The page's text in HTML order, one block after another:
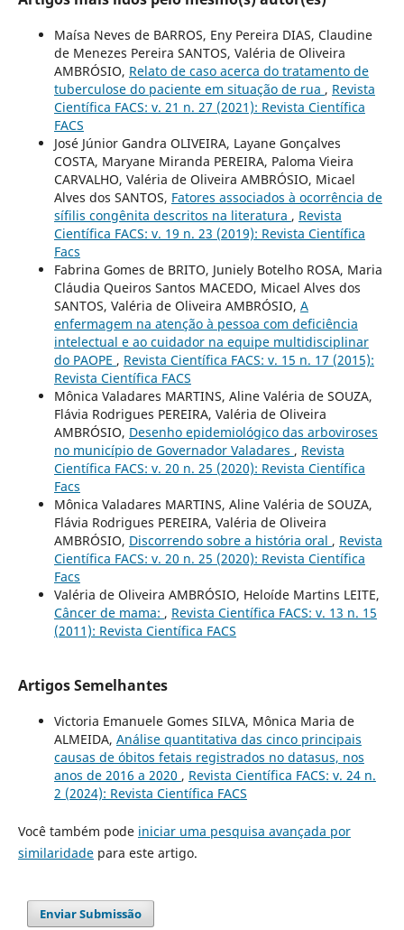
Maísa Neves de BARROS, Eny Pereira DIAS, Claudine
de Menezes Pereira SANTOS, Valéria de Oliveira
AMBRÓSIO, Relato de caso acerca do tratamento de
tuberculose do paciente em situação de rua , Revista
Científica FACS: v. 21 n. 27 (2021): Revista Científica
FACS
José Júnior Gandra OLIVEIRA, Layane Gonçalves
COSTA, Maryane Miranda PEREIRA, Paloma Vieira
CARVALHO, Valéria de Oliveira AMBRÓSIO, Micael
Alves dos SANTOS, Fatores associados à ocorrência de
sífilis congênita descritos na literatura , Revista
Científica FACS: v. 19 n. 23 (2019): Revista Científica
Facs
Fabrina Gomes de BRITO, Juniely Botelho ROSA, Maria
Cláudia Queiros Santos MACEDO, Micael Alves dos
SANTOS, Valéria de Oliveira AMBRÓSIO, A
enfermagem na atenção à pessoa com deficiência
intelectual e ao cuidador na equipe multidisciplinar
do PAOPE , Revista Científica FACS: v. 15 n. 17 (2015):
Revista Científica FACS
Mônica Valadares MARTINS, Aline Valéria de SOUZA,
Flávia Rodrigues PEREIRA, Valéria de Oliveira
AMBRÓSIO, Desenho epidemiológico das arboviroses
no município de Governador Valadares , Revista
Científica FACS: v. 20 n. 25 (2020): Revista Científica
Facs
Mônica Valadares MARTINS, Aline Valéria de SOUZA,
Flávia Rodrigues PEREIRA, Valéria de Oliveira
AMBRÓSIO, Discorrendo sobre a história oral , Revista
Científica FACS: v. 20 n. 25 (2020): Revista Científica
Facs
Valéria de Oliveira AMBRÓSIO, Heloíde Martins LEITE,
Câncer de mama: , Revista Científica FACS: v. 13 n. 15
(2011): Revista Científica FACS
Artigos Semelhantes
Victoria Emanuele Gomes SILVA, Mônica Maria de
ALMEIDA, Análise quantitativa das cinco principais
causas de óbitos fetais registrados no datasus, nos
anos de 2016 a 2020 , Revista Científica FACS: v. 24 n.
2 (2024): Revista Científica FACS
Você também pode iniciar uma pesquisa avançada por
similaridadepara este artigo.
Enviar Submissão